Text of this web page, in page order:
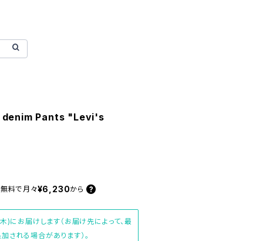
Pants "Levi's
料で 月々¥6,230から
お届けします（お届け先によって、最
される場合があります）。